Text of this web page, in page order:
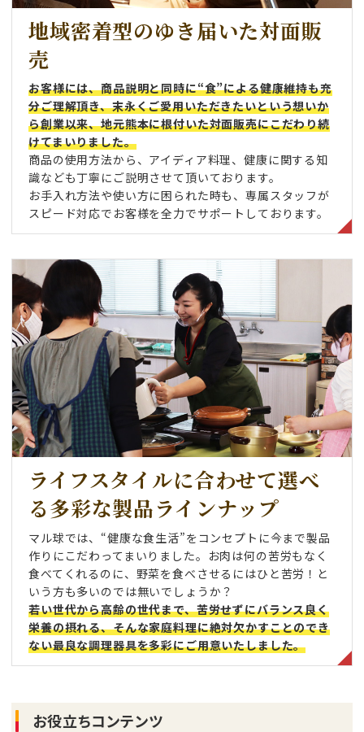
地域密着型のゆき届いた対面販
売
お客様には、商品説明と同時に“食”による健康維持も充
分ご理解頂き、末永くご愛用いただきたいという想いか
ら創業以来、地元熊本に根付いた対面販売にこだわり続
けてまいりました。
商品の使用方法から、アイディア料理、健康に関する知
識なども丁寧にご説明させて頂いております。
お手入れ方法や使い方に困られた時も、専属スタッフが
スピード対応でお客様を全力でサポートしております。
ライフスタイルに合わせて選べ
る多彩な製品ラインナップ
マル球では、“健康な食生活”をコンセプトに今まで製品
作りにこだわってまいりました。お肉は何の苦労もなく
食べてくれるのに、野菜を食べさせるにはひと苦労！と
いう方も多いのでは無いでしょうか？
若い世代から高齢の世代まで、苦労せずにバランス良く
栄養の摂れる、そんな家庭料理に絶対欠かすことのでき
ない最良な調理器具を多彩にご用意いたしました。
お役立ちコンテンツ